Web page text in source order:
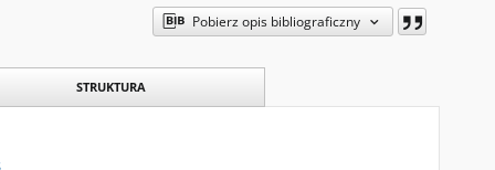
Pobierz opis bibliograficzny
STRUKTURA